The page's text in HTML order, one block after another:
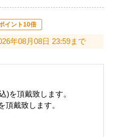
イント10倍
年08月08日 23:59まで
)を頂戴致します。
頂戴致します。